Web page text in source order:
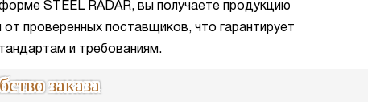
STEEL RADAR, вы получаете продукцию
проверенных поставщиков, что гарантирует
и требованиям.
заказа